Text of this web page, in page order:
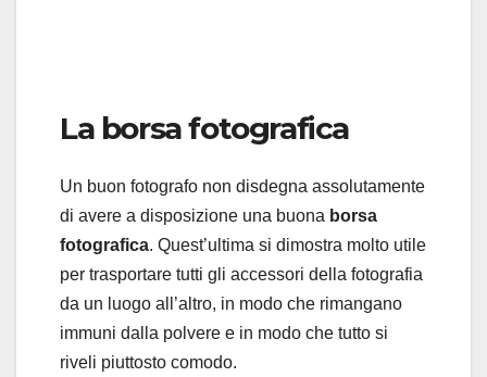
La borsa fotografica
Un buon fotografo non disdegna assolutamente
di avere a disposizione una buona borsa
fotografica. Quest’ultima si dimostra molto utile
per trasportare tutti gli accessori della fotografia
da un luogo all’altro, in modo che rimangano
immuni dalla polvere e in modo che tutto si
riveli piuttosto comodo.